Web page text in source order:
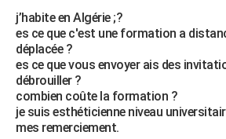
Forum
Aménagement intérieur
Extérieur
Cuisine
Salle de bains
Jardinage
Rangement
WEEK-END
Guides de France
Escapades
Patrimoine
Expositions
Musées
Week-end nature
LIFESTYLE
Art de vivre
Bien-être
Loisirs
Modes de vie
SANTE
Alimentation
Guide de la santé
Maladies
Médicaments
Sommeil
VOYAGE
j’habite en Algérie ;?
es ce que c'est une formation a
déplacée ?
es ce que vous envoyer ais des
débrouiller ?
combien coûte la formation ?
je suis esthéticienne niveau
mes remerciement.